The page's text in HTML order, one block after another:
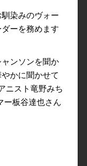
染みのヴォー
ーを務めます
ンソンを聞か
かに聞かせて
ニスト竜野みち
ー板谷達也さん